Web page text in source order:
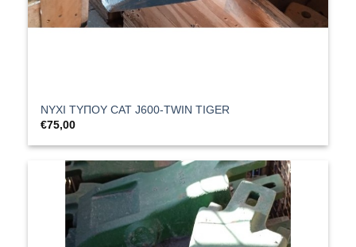
ΝΥΧΙ ΤΥΠΟΥ CAT J600-TWIN TIGER
€75,00